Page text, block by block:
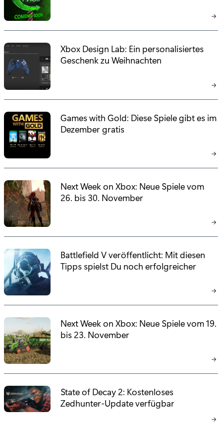
Xbox Design Lab: Ein personalisiertes
Geschenk zu Weihnachten
Games with Gold: Diese Spiele gibt es im
Dezember gratis
Next Week on Xbox: Neue Spiele vom
26. bis 30. November
Battlefield V veröffentlicht: Mit diesen
Tipps spielst Du noch erfolgreicher
Next Week on Xbox: Neue Spiele vom 19.
bis 23. November
State of Decay 2: Kostenloses
Zedhunter-Update verfügbar